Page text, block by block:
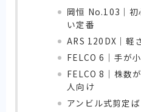
岡恒 No.103｜初
い定番
ARS 120DX｜軽
FELCO 6｜手が
FELCO 8｜株数
人向け
アンビル式剪定